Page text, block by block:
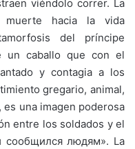
viéndolo correr. La
muerte hacia la vida
del príncipe
un caballo que con el
y contagia a los
gregario, animal,
una imagen poderosa
entre los soldados y el
сообщился людям». La